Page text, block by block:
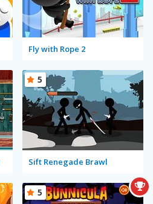
Fly with Rope 2
Sift Renegade Brawl
5
5